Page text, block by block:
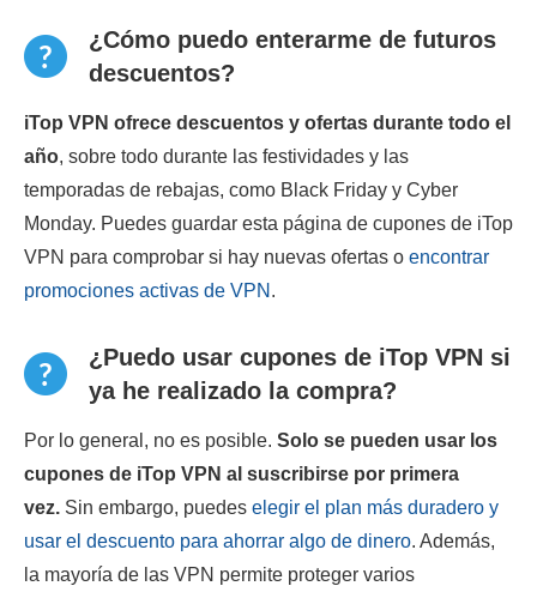
¿Cómo puedo enterarme de futuros
descuentos?
iTop VPN ofrece descuentos y ofertas durante todo el
año, sobre todo durante las festividades y las
temporadas de rebajas, como Black Friday y Cyber
Monday. Puedes guardar esta página de cupones de iTop
VPN para comprobar si hay nuevas ofertas o encontrar
promociones activas de VPN .
¿Puedo usar cupones de iTop VPN si
ya he realizado la compra?
Por lo general, no es posible. Solo se pueden usar los
cupones de iTop VPN al suscribirse por primera
vez. Sin embargo, puedes elegir el plan más duradero y
usar el descuento para ahorrar algo de dinero. Además,
la mayoría de las VPN permite proteger varios